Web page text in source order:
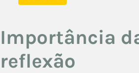
Importância
reflexão